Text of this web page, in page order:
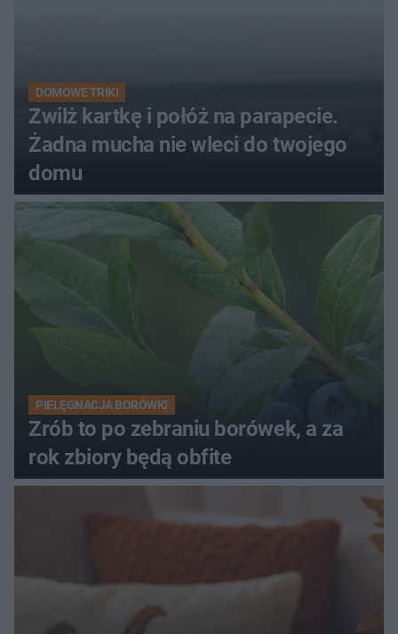
DOMOWE TRIKI
Zwilż kartkę i połóż na parapecie.
Żadna mucha nie wleci do twojego
domu
PIELĘGNACJA BORÓWKI
Zrób to po zebraniu borówek, a za
rok zbiory będą obfite